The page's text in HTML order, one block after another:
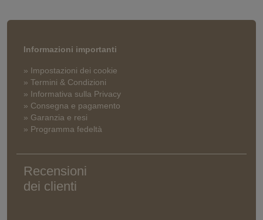
Informazioni importanti
» Impostazioni dei cookie
» Termini & Condizioni
» Informativa sulla Privacy
» Consegna e pagamento
» Garanzia e resi
» Programma fedeltà
Recensioni
dei clienti